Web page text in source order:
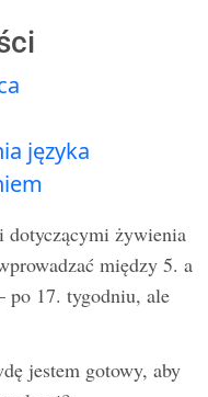
języka
dotyczącymi żywienia
między 5. a
po 17. tygodniu, ale
jestem gotowy, aby